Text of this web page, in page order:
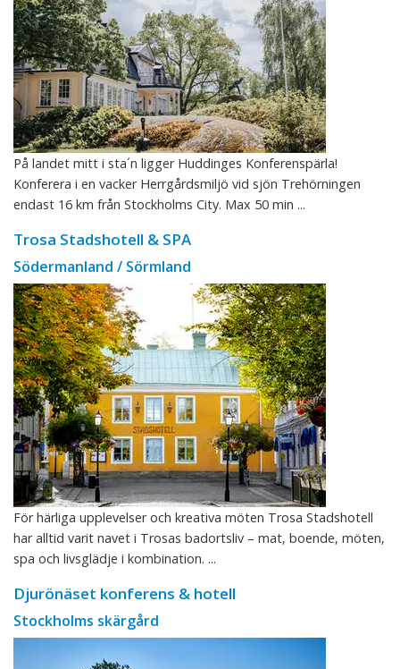
På landet mitt i sta´n ligger Huddinges Konferenspärla!
Konferera i en vacker Herrgårdsmiljö vid sjön Trehörningen
endast 16 km från Stockholms City. Max 50 min ...
Trosa Stadshotell & SPA
Södermanland / Sörmland
För härliga upplevelser och kreativa möten Trosa Stadshotell
har alltid varit navet i Trosas badortsliv – mat, boende, möten,
spa och livsglädje i kombination. ...
Djurönäset konferens & hotell
Stockholms skärgård